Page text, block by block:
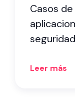
Casos
Leer más